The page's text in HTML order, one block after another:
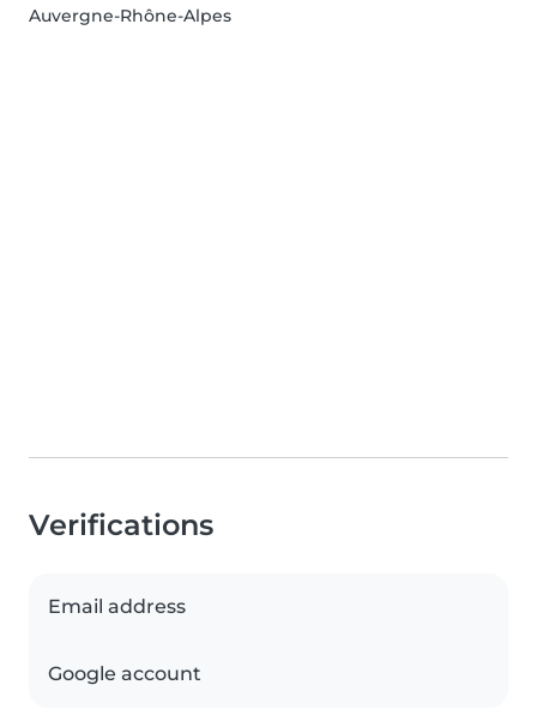
Auvergne-Rhône-Alpes
Verifications
Email address
Google account